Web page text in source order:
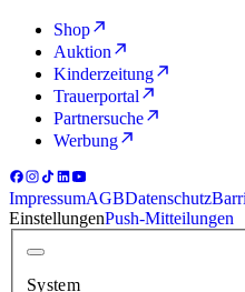
Shop
Auktion
Kinderzeitung
Trauerportal
Partnersuche
Werbung
ImpressumAGBDatenschutz
EinstellungenPush-Mitteilungen
System